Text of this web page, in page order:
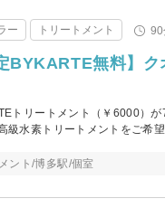
ー トリートメント 90
BYKARTE無料】
トリートメント（￥6000）
水素トリートメントをご希
ント/博多駅/個室